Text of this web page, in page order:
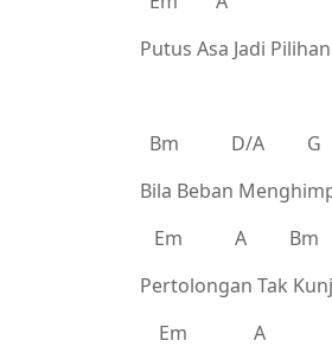
Putus Asa Jadi Pilihan
Bm D/A G
Bila Beban
Em A Bm
Pertolongan Tak
Em A